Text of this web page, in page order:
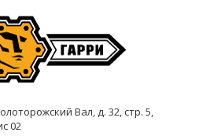
Вал, д. 32, стр. 5,
02